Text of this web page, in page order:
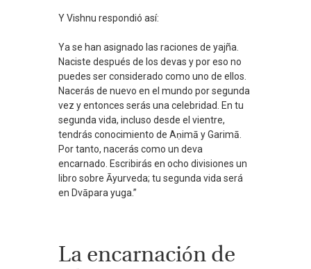
Y Vishnu respondió así:
Ya se han asignado las raciones de yajña.
Naciste después de los devas y por eso no
puedes ser considerado como uno de ellos.
Nacerás de nuevo en el mundo por segunda
vez y entonces serás una celebridad. En tu
segunda vida, incluso desde el vientre,
tendrás conocimiento de Aṇimā y Garimā.
Por tanto, nacerás como un deva
encarnado. Escribirás en ocho divisiones un
libro sobre Āyurveda; tu segunda vida será
en Dvāpara yuga.”
La encarnación de